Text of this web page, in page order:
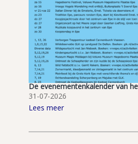
De evenementenkalender van
31-07-2026
Lees meer